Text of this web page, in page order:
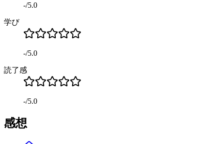
-/5.0
学び
-/5.0
読了感
-/5.0
感想